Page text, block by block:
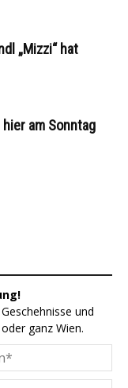
„Mizzi“ hat
am Sonntag
und
ganz Wien.